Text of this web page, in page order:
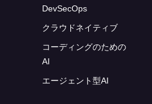
DevSecOps
クラウドネイティブ
コーディングのための
AI
エージェント型AI